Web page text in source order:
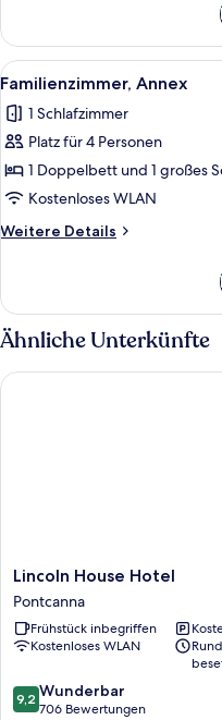
Annex
Alle
Fotos
für
Familienzimmer,
Annex
anzeigen
4
Familienzimmer, Annex
1 Schlafzimmer
Platz für 4 Personen
1 Doppelbett und 1 großes
Kostenloses WLAN
Weitere Details
Weitere
Annex
Ähnliche Unterkünfte
Lincoln
House
Hotel
Pontcanna
Lincoln House Hotel
Pontcanna
Frühstück inbegriffen
Kostenloses WLAN
9.2
von
9,2 Wunderbar
706 Bewertungen
Lincoln House Hotel